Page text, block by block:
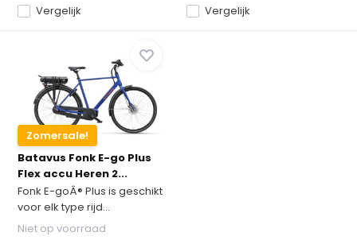
Vergelijk Vergelijk
Zomersale!
Batavus Fonk E-go Plus
Flex accu Heren 2...
Fonk E-goÂ® Plus is geschikt
voor elk type rijd...
Niet op voorraad